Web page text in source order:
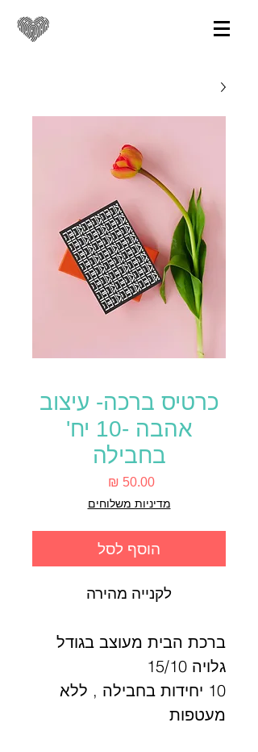
כרטיס ברכה- עיצוב
אהבה -10 יח'
בחבילה
‏50.00 ‏₪
מדיניות משלוחים
הוסף לסל
לקנייה מהירה
ברכת הבית מעוצב בגודל
גלויה 15/10
10 יחידות בחבילה , ללא
מעטפות